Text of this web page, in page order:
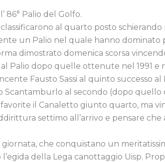
86° Palio del Golfo.
al quarto posto
un Palio nel quale hanno dominato
dimostrato domenica scorsa
Palio dopo quelle ottenute nel 1991 e
Fausto Sassi al quinto successo al
Scantamburlo al secondo (dopo
il Canaletto giunto quarto, ma
settimo all’arrivo e pensare che
che conquistano un
della Lega canottaggio Uisp.